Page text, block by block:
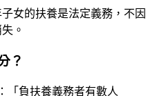
子女的扶養是法定義務，不因
。
？
「負扶養義務者有數人